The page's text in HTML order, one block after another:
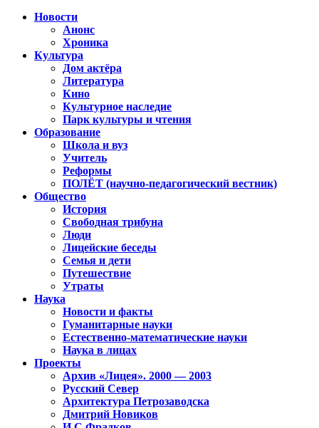
Новости
Анонс
Хроника
Культура
Дом актёра
Литература
Кино
Культурное наследие
Парк культуры и чтения
Образование
Школа и вуз
Учитель
Реформы
ПОЛЁТ (научно-педагогический вестник)
Общество
История
Свободная трибуна
Люди
Лицейские беседы
Семья и дети
Путешествие
Утраты
Наука
Новости и факты
Гуманитарные науки
Естественно-математические науки
Наука в лицах
Проекты
Архив «Лицея». 2000 — 2003
Русский Север
Архитектура Петрозаводска
Дмитрий Новиков